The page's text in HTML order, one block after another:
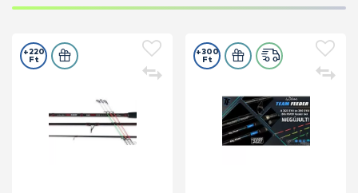
+220
Ft
+300
Ft